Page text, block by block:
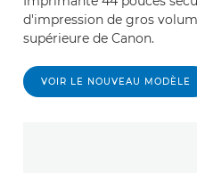
d'impression de gros
supérieure de Canon.
VOIR LE NOUVEAU MODÈLE